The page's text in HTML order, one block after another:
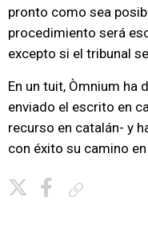
pronto como sea
procedimiento será
excepto si el tribunal
En un tuit, Òmnium ha
enviado el escrito en
recurso en catalán- y
con éxito su camino en